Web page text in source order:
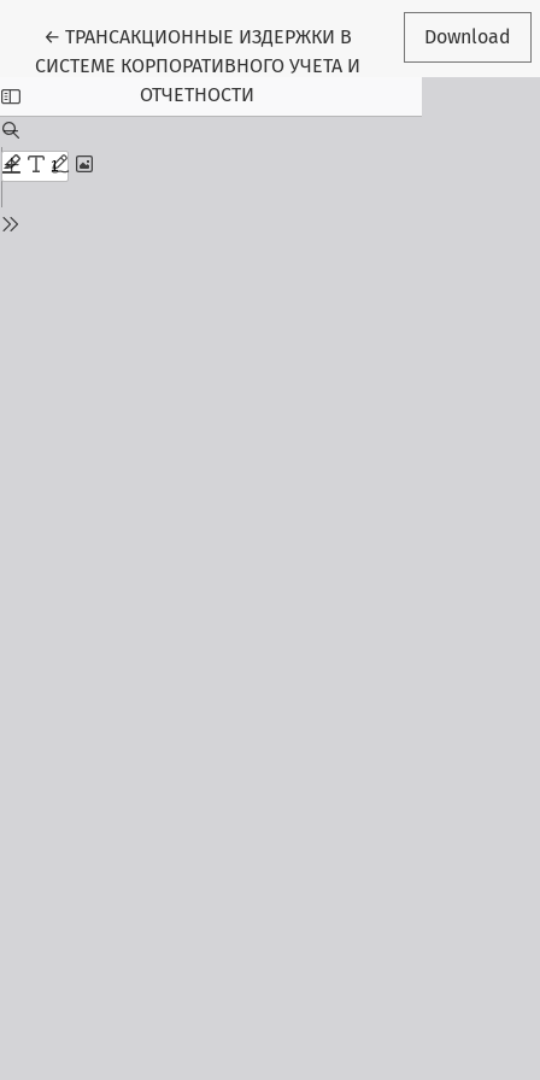
← Return to Article Details
ТРАНСАКЦИОННЫЕ ИЗДЕРЖКИ В
СИСТЕМЕ КОРПОРАТИВНОГО УЧЕТА И
ОТЧЕТНОСТИ
Download